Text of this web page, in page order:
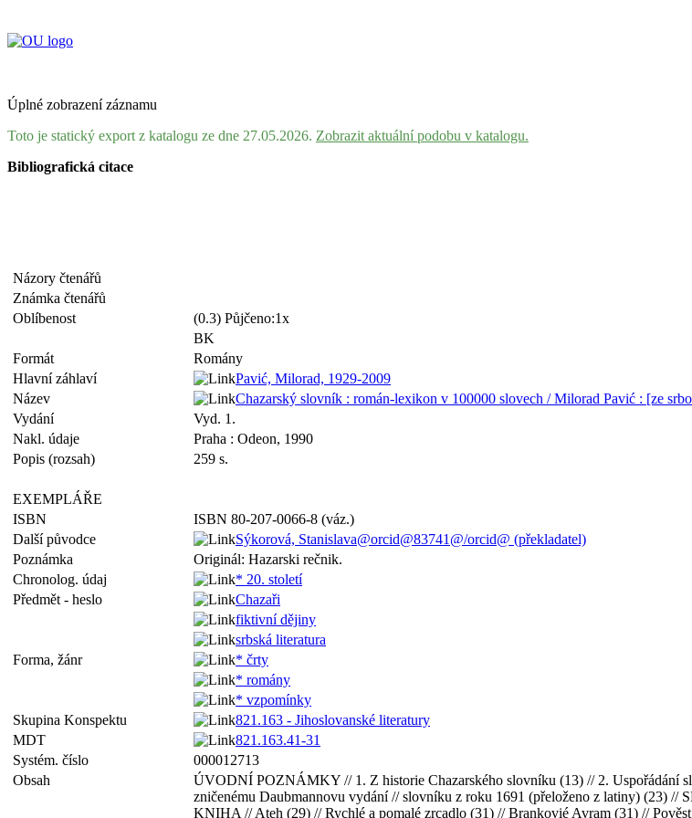
Úplné zobrazení záznamu
Toto je statický export z katalogu ze dne 27.05.2026. Zobrazit aktuální podobu v katalogu.
Bibliografická citace
Názory čtenářů
Známka čtenářů
Oblíbenost
(0.3) Půjčeno:1x
BK
Formát
Romány
Hlavní záhlaví
Pavić, Milorad, 1929-2009
Název
Chazarský slovník : román-lexikon v 100000 slovech / Milorad Pavić : [ze
Vydání
Vyd. 1.
Nakl. údaje
Praha : Odeon, 1990
Popis (rozsah)
259 s.
EXEMPLÁŘE
ISBN
ISBN 80-207-0066-8 (váz.)
Další původce
Sýkorová, Stanislava@orcid@83741@/orcid@ (překladatel)
Poznámka
Originál: Hazarski rečnik.
Chronolog. údaj
* 20. století
Předmět - heslo
Chazaři
fiktivní dějiny
srbská literatura
Forma, žánr
* črty
* romány
* vzpomínky
Skupina Konspektu
821.163 - Jihoslovanské literatury
MDT
821.163.41-31
Systém. číslo
000012713
Obsah
ÚVODNÍ POZNÁMKY // 1. Z historie Chazarského slovníku (13) // 2. Uspořádání
zničenému Daubmannovu vydání // slovníku z roku 1691 (přeloženo z latiny) (23)
KNIHA // Ateh (29) // Rychlé a pomalé zrcadlo (31) // Brankovié Avram (31) //